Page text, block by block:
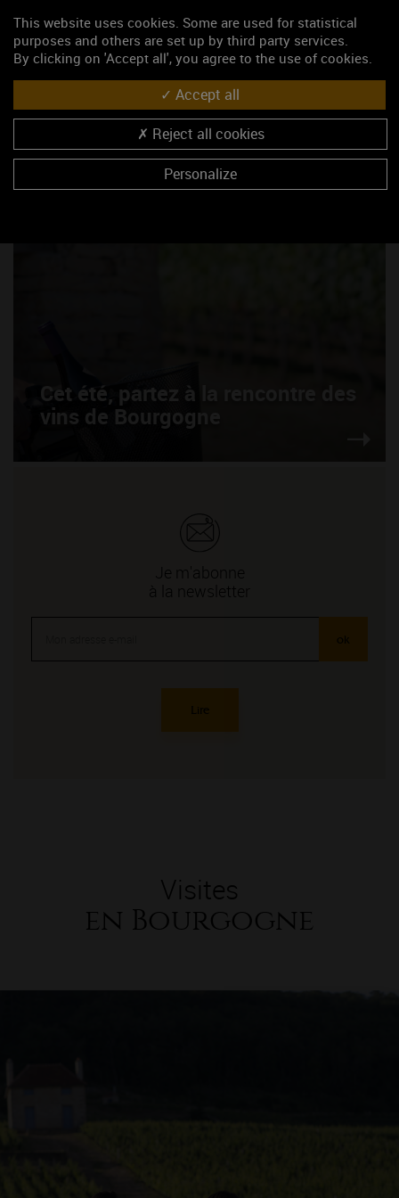
Les Explorateurs de Bourgogne,
Cet été, partez à la rencontre des
vins de Bourgogne
Je m'abonne
à la newsletter
ok
Lire
Visites
en Bourgogne
This website uses cookies. Some are used for statistical
purposes and others are set up by third party services.
By clicking on 'Accept all', you agree to the use of cookies.
Accept all
Reject all cookies
Personalize